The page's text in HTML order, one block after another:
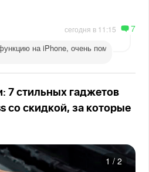
сегодня в 11:15 7
на iPhone, очень помогает
7 стильных гаджетов
со скидкой, за которые
1 / 2